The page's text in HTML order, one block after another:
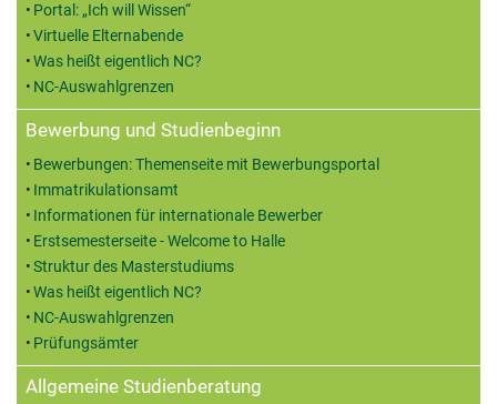
Portal: „Ich will Wissen“
Virtuelle Elternabende
Was heißt eigentlich NC?
NC-Auswahlgrenzen
Bewerbung und Studienbeginn
Bewerbungen: Themenseite mit Bewerbungsportal
Immatrikulationsamt
Informationen für internationale Bewerber
Erstsemesterseite - Welcome to Halle
Struktur des Masterstudiums
Was heißt eigentlich NC?
NC-Auswahlgrenzen
Prüfungsämter
Allgemeine Studienberatung